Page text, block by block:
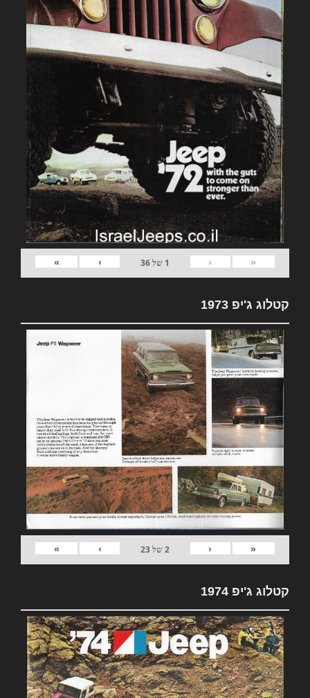
«
‹
1 של36
›
»
קטלוג ג'יפ 1973
«
‹
2של23
›
»
קטלוג ג'יפ 1974